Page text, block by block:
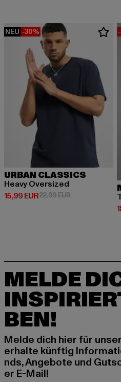
NEU -30%
URBAN CLASSICS
Heavy Oversized
15,99 EUR
Derzeitiger Preis: 15,99 EUR
22,99 EURAktionspreis:
MELDE
BEN!
Melde dich hier für
erhalte künftig
nds, Angebote und
er E-Mail!